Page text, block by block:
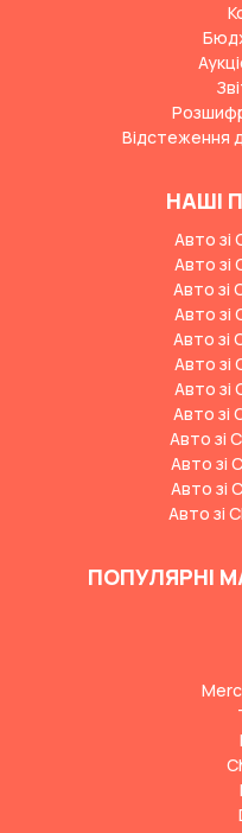
Відстеження
НАШІ
Авто
Авто
Авто
Авто
Авто
Авто
Авто
Авто
Авто зі
Авто зі
Авто зі
Авто зі
ПОПУЛЯРНІ